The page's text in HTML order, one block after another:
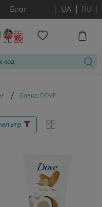
Блог UA RU
/ Бренд: DOVE